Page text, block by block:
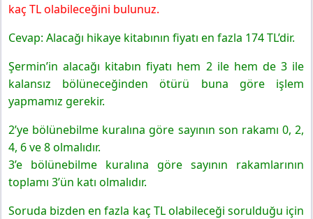
kaç TL olabileceğini bulunuz.
Cevap: Alacağı hikaye kitabının fiyatı en fazla 174 TL’dir.
Şermin’in alacağı kitabın fiyatı hem 2 ile hem de 3 ile
kalansız bölüneceğinden ötürü buna göre işlem
yapmamız gerekir.
2’ye bölünebilme kuralına göre sayının son rakamı 0, 2,
4, 6 ve 8 olmalıdır.
3’e bölünebilme kuralına göre sayının rakamlarının
toplamı 3’ün katı olmalıdır.
Soruda bizden en fazla kaç TL olabileceği sorulduğu için